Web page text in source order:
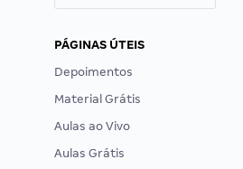
PÁGINAS ÚTEIS
Depoimentos
Material Grátis
Aulas ao Vivo
Aulas Grátis